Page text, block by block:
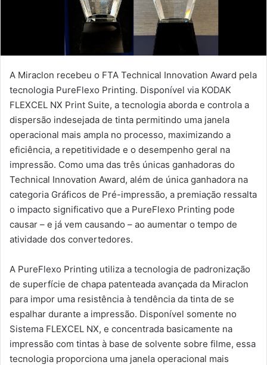
A Miraclon recebeu o FTA Technical Innovation Award pela
tecnologia PureFlexo Printing. Disponível via KODAK
FLEXCEL NX Print Suite, a tecnologia aborda e controla a
dispersão indesejada de tinta permitindo uma janela
operacional mais ampla no processo, maximizando a
eficiência, a repetitividade e o desempenho geral na
impressão. Como uma das três únicas ganhadoras do
Technical Innovation Award, além de única ganhadora na
categoria Gráficos de Pré-impressão, a premiação ressalta
o impacto significativo que a PureFlexo Printing pode
causar – e já vem causando – ao aumentar o tempo de
atividade dos convertedores.
A PureFlexo Printing utiliza a tecnologia de padronização
de superfície de chapa patenteada avançada da Miraclon
para impor uma resistência à tendência da tinta de se
espalhar durante a impressão. Disponível somente no
Sistema FLEXCEL NX, e concentrada basicamente na
impressão com tintas à base de solvente sobre filme, essa
tecnologia proporciona uma janela operacional mais